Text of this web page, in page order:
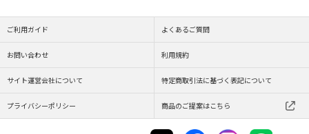
ご利用ガイド よくあるご質問
お問い合わせ 利用規約
サイト運営会社について 特定商取引法に基づく表記について
プライバシーポリシー 商品のご提案はこちら